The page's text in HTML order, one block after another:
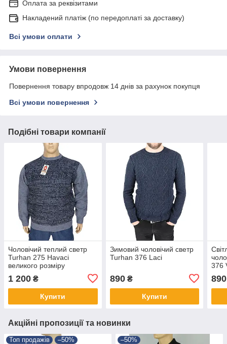
Оплата за реквізитами
Накладений платіж (по передоплаті за доставку)
Всі умови оплати
Умови повернення
Повернення товару впродовж 14 днів за рахунок покупця
Всі умови повернення
Подібні товари компанії
Чоловічий теплий светр
Turhan 275 Havaci
великого розміру
1 200 ₴
Купити
Зимовий чоловічий светр
Turhan 376 Laci
890₴
Купити
376
890
Акційні пропозиції та новинки
Топ продажів –50% –50%